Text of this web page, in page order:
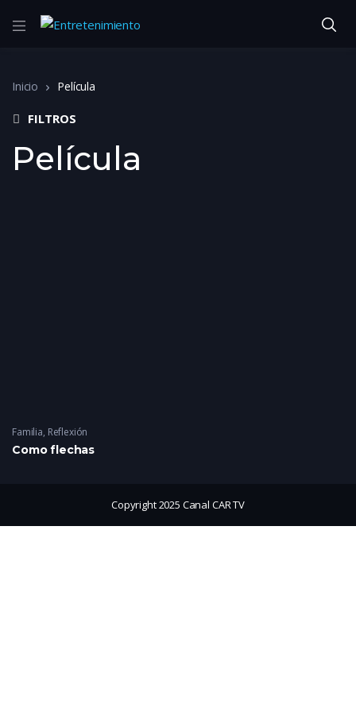
Inicio Película
FILTROS
Película
Familia, Reflexión
Como flechas
Copyright 2025 Canal CAR TV